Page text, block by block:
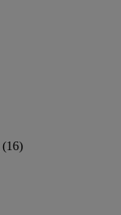
(16)